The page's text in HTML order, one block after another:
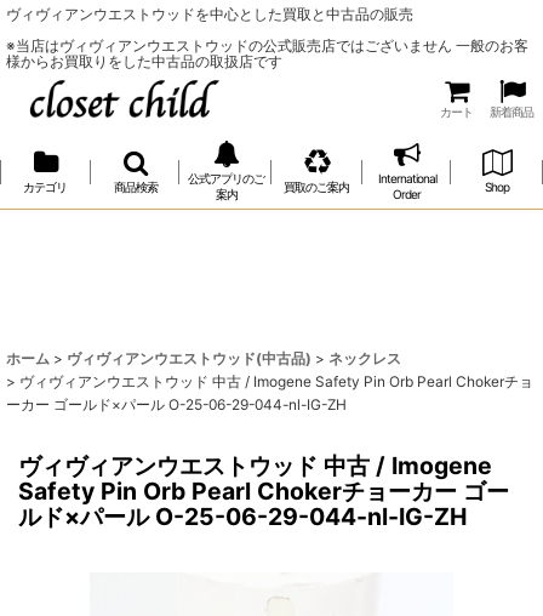
ヴィヴィアンウエストウッドを中心とした買取と中古品の販売
※当店はヴィヴィアンウエストウッドの公式販売店ではございません 一般のお客
様からお買取りをした中古品の取扱店です
カート 新着商品
カテゴリ 商品検索
公式アプリのご
案内
買取のご案内
International
Order
Shop
ホーム > ヴィヴィアンウエストウッド(中古品) > ネックレス
> ヴィヴィアンウエストウッド 中古 / Imogene Safety Pin Orb Pearl Chokerチョ
ーカー ゴールド×パール O-25-06-29-044-nl-IG-ZH
ヴィヴィアンウエストウッド 中古 / Imogene
Safety Pin Orb Pearl Chokerチョーカー ゴー
ルド×パール O-25-06-29-044-nl-IG-ZH